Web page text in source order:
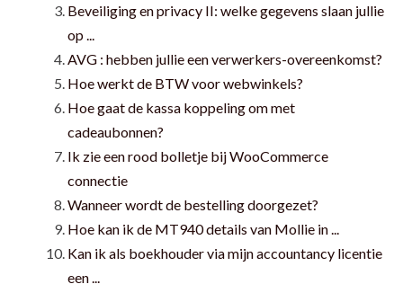
Beveiliging en privacy II: welke gegevens slaan jullie
op ...
AVG : hebben jullie een verwerkers-overeenkomst?
Hoe werkt de BTW voor webwinkels?
Hoe gaat de kassa koppeling om met
cadeaubonnen?
Ik zie een rood bolletje bij WooCommerce
connectie
Wanneer wordt de bestelling doorgezet?
Hoe kan ik de MT940 details van Mollie in ...
Kan ik als boekhouder via mijn accountancy licentie
een ...